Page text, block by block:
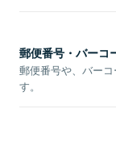
郵便番号・バーコ
郵便番号や、バー
す。